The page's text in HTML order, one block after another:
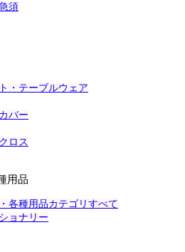
須
・テーブルウェア
バー
ロス
用品
各種用品カテゴリすべて
ョナリー